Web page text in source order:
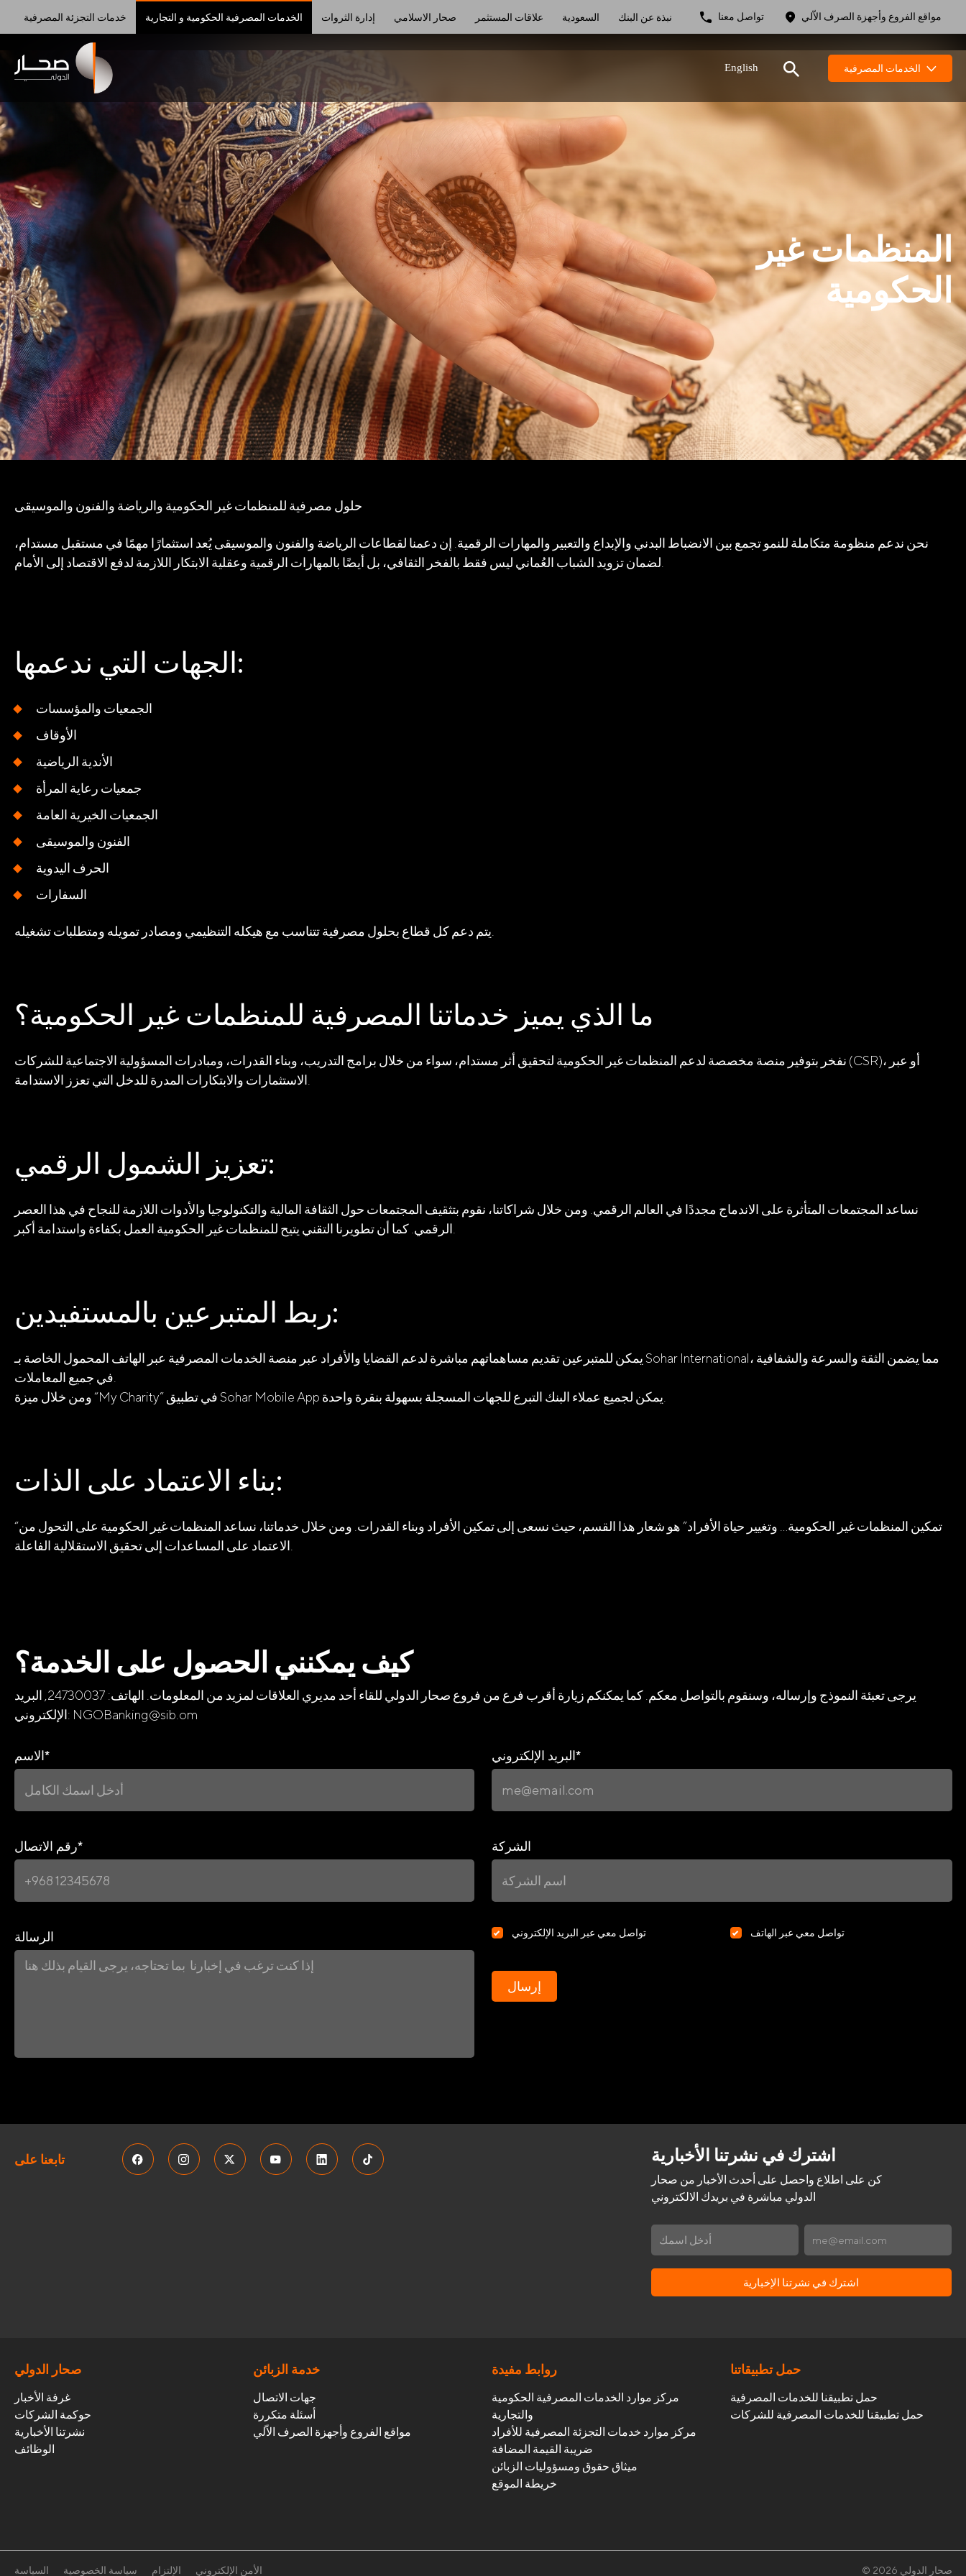
خدمات التجزئة المصرفية الخدمات المصرفية الحكومية و التجارية إدارة‭ ‬الثروات صحار الاسلامي علاقات المستثمر السعودية نبذة عن البنك تواصل معنا مواقع الفروع وأجهزة الصرف الاّلي
English الخدمات المصرفية
المنظمات غير
الحكومية
حلول مصرفية للمنظمات غير الحكومية والرياضة والفنون والموسيقى
نحن ندعم منظومة متكاملة للنمو تجمع بين الانضباط البدني والإبداع والتعبير والمهارات الرقمية. إن دعمنا لقطاعات الرياضة والفنون والموسيقى يُعد استثمارًا مهمًا في مستقبل مستدام،
الجهات التي ندعمها:
الجمعيات والمؤسسات
الأوقاف
الأندية الرياضية
جمعيات رعاية المرأة
الجمعيات الخيرية العامة
الفنون والموسيقى
الحرف اليدوية
السفارات
ما الذي يميز خدماتنا المصرفية للمنظمات غير الحكومية؟
نفخر بتوفير منصة مخصصة لدعم المنظمات غير الحكومية لتحقيق أثر مستدام، سواء من خلال برامج التدريب، وبناء القدرات، ومبادرات المسؤولية الاجتماعية للشركات (CSR)، أو عبر
تعزيز الشمول الرقمي:
نساعد المجتمعات المتأثرة على الاندماج مجددًا في العالم الرقمي. ومن خلال شراكاتنا، نقوم بتثقيف المجتمعات حول الثقافة المالية والتكنولوجيا والأدوات اللازمة للنجاح في هذا العصر
ربط المتبرعين بالمستفيدين:
يمكن للمتبرعين تقديم مساهماتهم مباشرة لدعم القضايا والأفراد عبر منصة الخدمات المصرفية عبر الهاتف المحمول الخاصة بـ Sohar International، مما يضمن الثقة والسرعة والشفافية
بناء الاعتماد على الذات:
“تمكين المنظمات غير الحكومية… وتغيير حياة الأفراد” هو شعار هذا القسم، حيث نسعى إلى تمكين الأفراد وبناء القدرات. ومن خلال خدماتنا، نساعد المنظمات غير الحكومية على التحول من
كيف يمكنني الحصول على الخدمة؟
يرجى تعبئة النموذج وإرساله، وسنقوم بالتواصل معكم. كما يمكنكم زيارة أقرب فرع من فروع صحار الدولي للقاء أحد مديري العلاقات لمزيد من المعلومات. الهاتف: 24730037, البريد
الإلكتروني: NGOBanking@sib.om
الاسم* البريد الإلكتروني*
رقم الاتصال* الشركة
الرسالة تواصل معي عبر البريد الإلكتروني تواصل معي عبر الهاتف
إرسال
تابعنا على اشترك في نشرتنا الأخبارية
كن على اطلاع واحصل على أحدث الأخبار من صحار
الدولي مباشرة في بريدك الالكتروني
اشترك في نشرتنا الإخبارية
صحار الدولي
غرفة الأخبار
حوكمة الشركات
نشرتنا الأخبارية
الوظائف
خدمة الزبائن
جهات الاتصال
أسئلة متكررة
مواقع الفروع وأجهزة الصرف الاّلي
روابط مفيدة
مركز موارد الخدمات المصرفية الحكومية
والتجارية
مركز موارد خدمات التجزئة المصرفية للأفراد
ضريبة القيمة المضافة
ميثاق حقوق ومسؤوليات الزبائن
خريطة الموقع
حمل تطبيقاتنا
حمل تطبيقنا للخدمات المصرفية
حمل تطبيقنا للخدمات المصرفية للشركات
السياسة سياسة الخصوصية الإلتزام الأمن الإلكتروني © 2026 صحار الدولي